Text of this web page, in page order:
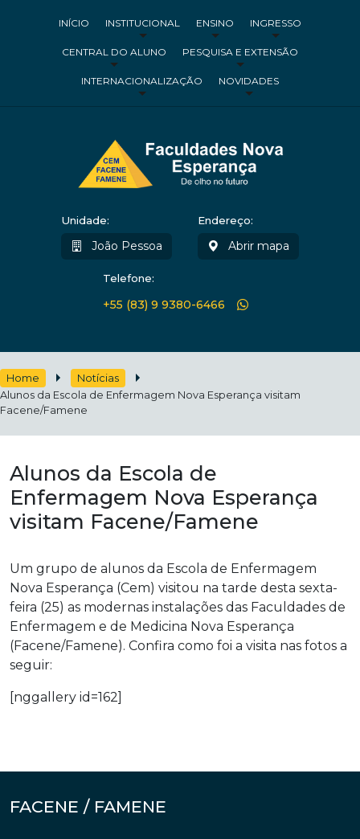
INÍCIO INSTITUCIONAL ENSINO INGRESSO
CENTRAL DO ALUNO PESQUISA E EXTENSÃO
INTERNACIONALIZAÇÃO NOVIDADES
Unidade:
João Pessoa
Endereço:
Abrir mapa
Telefone:
+55 (83) 9 9380-6466
Home
Notícias
Alunos da Escola de Enfermagem Nova Esperança visitam
Facene/Famene
Alunos da Escola de
Enfermagem Nova Esperança
visitam Facene/Famene
Um grupo de alunos da Escola de Enfermagem
Nova Esperança (Cem) visitou na tarde desta sexta-
feira (25) as modernas instalações das Faculdades de
Enfermagem e de Medicina Nova Esperança
(Facene/Famene). Confira como foi a visita nas fotos a
seguir:
[nggallery id=162]
FACENE / FAMENE